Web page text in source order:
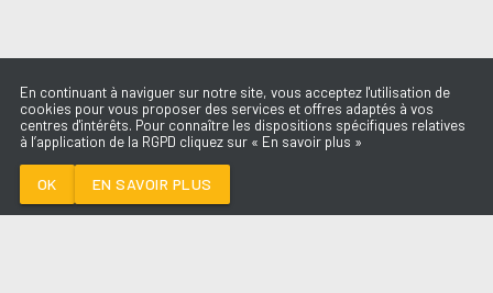
En continuant à naviguer sur notre site, vous acceptez l'utilisation de
cookies pour vous proposer des services et offres adaptés à vos
centres d'intérêts. Pour connaître les dispositions spécifiques relatives
à l’application de la RGPD cliquez sur « En savoir plus »
OK EN SAVOIR PLUS